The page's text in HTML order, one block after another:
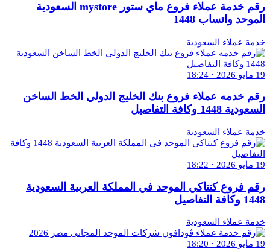
رقم خدمة عملاء فروع ماي ستور mystore السعودية
الموحد واتساب 1448
خدمة عملاء السعودية
19 مايو 2026 · 18:24
رقم خدمه عملاء فروع بنك الخليج الدولي الخط الساخن
السعودية 1448 وكافة التفاصيل
خدمة عملاء السعودية
19 مايو 2026 · 18:22
رقم فروع كنتاكي الموحد في المملكة العربية السعودية
1448 وكافة التفاصيل
خدمة عملاء السعودية
19 مايو 2026 · 18:20